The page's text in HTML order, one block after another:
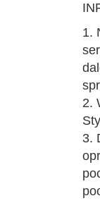
1.
2.
3.